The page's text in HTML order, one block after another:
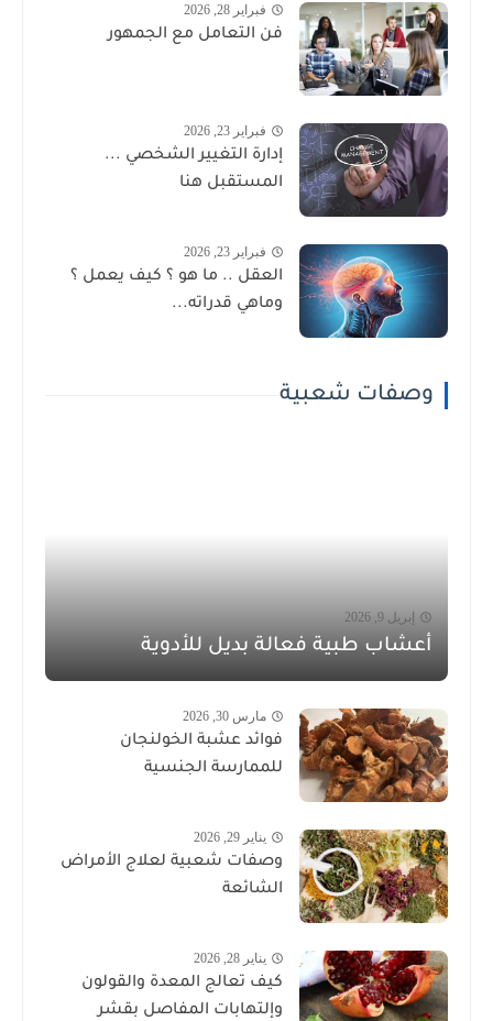
فبراير 28, 2026
فن التعامل مع الجمهور
فبراير 23, 2026
إدارة التغيير الشخصي ...
المستقبل هنا
فبراير 23, 2026
العقل .. ما هو ؟ كيف يعمل ؟
وماهي قدراته...
وصفات شعبية
إبريل 9, 2026
أعشاب طبية فعالة بديل للأدوية
مارس 30, 2026
فوائد عشبة الخولنجان
للممارسة الجنسية
يناير 29, 2026
وصفات شعبية لعلاج الأمراض
الشائعة
يناير 28, 2026
كيف تعالج المعدة والقولون
وإلتهابات المفاصل بقشر